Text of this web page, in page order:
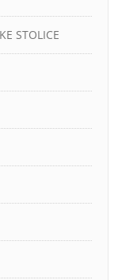
STOLICE